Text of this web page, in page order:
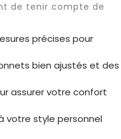
de tenir compte de
précises pour
bien ajustés et des
assurer votre confort
votre style personnel